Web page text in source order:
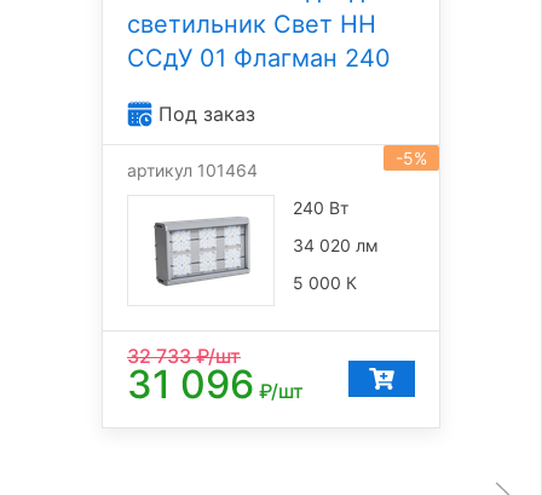
светильник Свет НН
ССдУ 01 Флагман 240
Под заказ
-5%
артикул 101464
240 Вт
34 020 лм
5 000 К
32 733₽/шт
31 096 ₽/шт